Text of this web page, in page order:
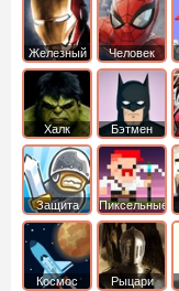
Железный
человек
Человек
Паук
Халк Бэтмен
Защита
королевства
Пиксельные
Космос Рыцари